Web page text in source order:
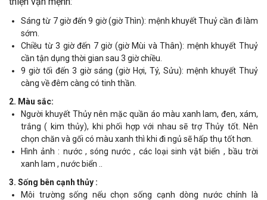
Sáng từ 7 giờ đến 9 giờ (giờ Thìn): mệnh khuyết Thuỷ cần đi làm
sớm.
Chiều từ 3 giờ đến 7 giờ (giờ Mùi và Thân): mệnh khuyết Thuỷ
cần tận dụng thời gian sau 3 giờ chiều.
9 giờ tối đến 3 giờ sáng (giờ Hợi, Tý, Sửu): mệnh khuyết Thuỷ
càng về đêm càng có tinh thần.
2. Màu sắc:
Người khuyết Thủy nên mặc quần áo màu xanh lam, đen, xám,
trắng ( kim thủy), khi phối hợp với nhau sẽ trợ Thủy tốt. Nên
chọn chăn và gối có màu xanh thì khi đi ngủ sẽ hấp thụ tốt hơn.
Hình ảnh : nước , sóng nước , các loại sinh vật biển , bầu trời
xanh lam , nước biển ..
3. Sống bên cạnh thủy :
Môi trường sống nếu chọn sống cạnh dòng nước chính là